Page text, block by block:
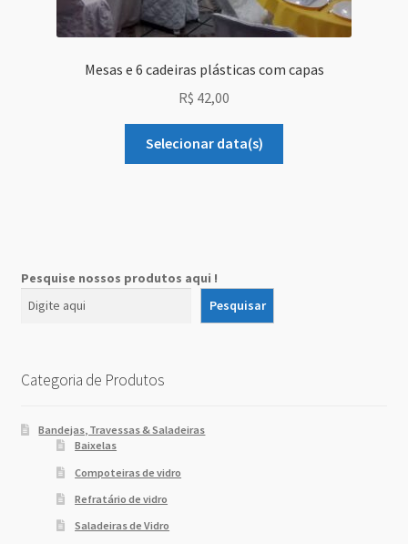
Mesas e 6 cadeiras plásticas com capas
R$ 42,00
Selecionar data(s)
Pesquise nossos produtos aqui !
Pesquisar
Categoria de Produtos
Bandejas, Travessas & Saladeiras
Baixelas
Compoteiras de vidro
Refratário de vidro
Saladeiras de Vidro